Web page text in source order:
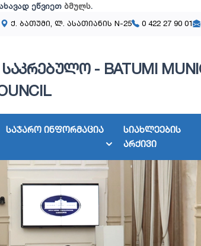
ეწვიეთ ბმულს.
ქ. ბათუმი, ლ. ასათიანის N-25 0 422 27 90 01
- BATUMI
საჯარო ინფორმაცია
სიახლეების
არქივი